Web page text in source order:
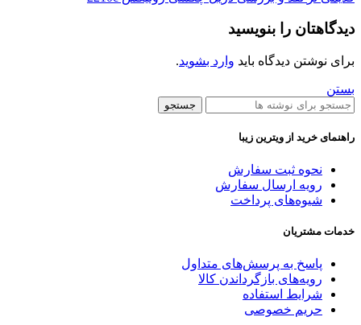
دیدگاهتان را بنویسید
برای نوشتن دیدگاه باید وارد بشوید.
بستن
جستجو
راهنمای خرید از ویترین زیبا
نحوه ثبت سفارش
رویه ارسال سفارش
شیوه‌های پرداخت
خدمات مشتریان
پاسخ به پرسش‌های متداول
رویه‌های بازگرداندن کالا
شرایط استفاده
حریم خصوصی